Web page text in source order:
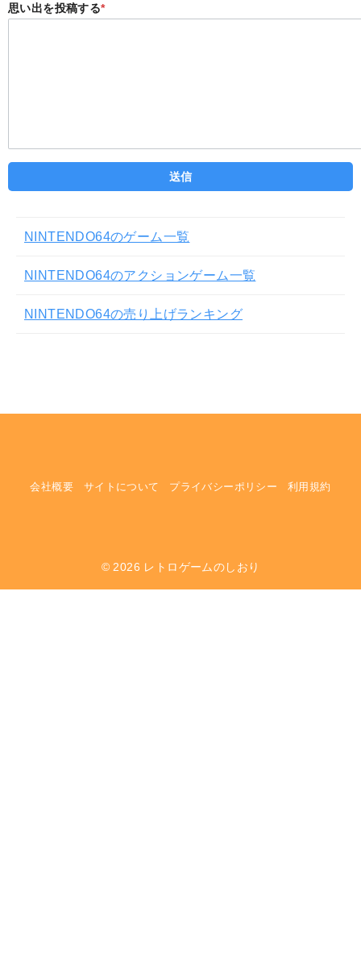
思い出を投稿する*
NINTENDO64のゲーム一覧
NINTENDO64のアクションゲーム一覧
NINTENDO64の売り上げランキング
会社概要 サイトについて プライバシーポリシー 利用規約
© 2026 レトロゲームのしおり